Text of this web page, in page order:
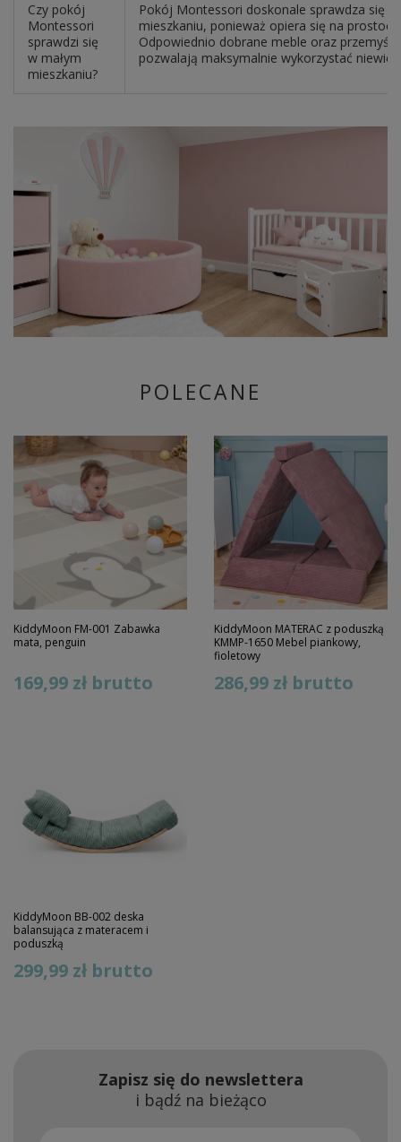
Czy pokój
Montessori
sprawdzi się
w małym
mieszkaniu?
Pokój Montessori doskonale sprawdza się
mieszkaniu, ponieważ opiera się na
Odpowiednio dobrane meble oraz
pozwalają maksymalnie wykorzystać
POLECANE
KiddyMoon FM-001 Zabawka
mata, penguin
169,99 zł brutto
KiddyMoon MATERAC z poduszką
KMMP-1650 Mebel piankowy,
fioletowy
286,99 zł brutto
KiddyMoon BB-002 deska
balansująca z materacem i
poduszką
299,99 zł brutto
Zapisz się do newslettera
i bądź na bieżąco